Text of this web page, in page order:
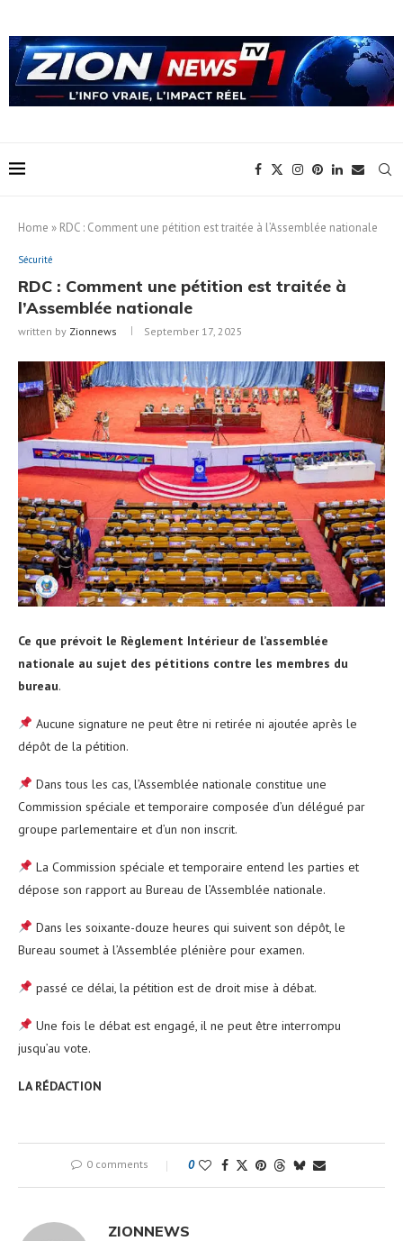
Home » RDC : Comment une pétition est traitée à l’Assemblée nationale
Sécurité
RDC : Comment une pétition est traitée à
l’Assemblée nationale
written by Zionnews September 17, 2025
Ce que prévoit le Règlement Intérieur de l’assemblée
nationale au sujet des pétitions contre les membres du
bureau.
Aucune signature ne peut être ni retirée ni ajoutée après le
dépôt de la pétition.
Dans tous les cas, l’Assemblée nationale constitue une
Commission spéciale et temporaire composée d’un délégué par
groupe parlementaire et d’un non inscrit.
La Commission spéciale et temporaire entend les parties et
dépose son rapport au Bureau de l’Assemblée nationale.
Dans les soixante-douze heures qui suivent son dépôt, le
Bureau soumet à l’Assemblée plénière pour examen.
passé ce délai, la pétition est de droit mise à débat.
Une fois le débat est engagé, il ne peut être interrompu
jusqu’au vote.
LA RÉDACTION
0 comments 0
ZIONNEWS